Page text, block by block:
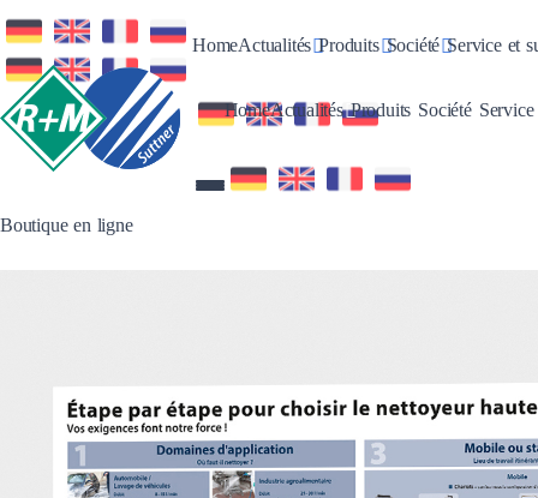
HomeActualitésToggle Dropdown
ProduitsToggle Dropdown
SociétéToggle
Service et
Boutique en ligne
HomeActualitésToggle Dropdown
Produits Toggle
SociétéToggle